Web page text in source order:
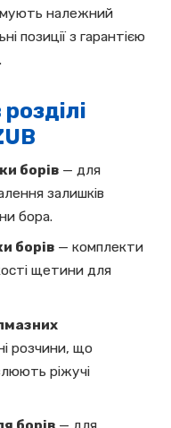
належний
позиції з гарантією
борів — для
залишків
бора.
борів — комплекти
щетини для
розчини, що
ріжучі